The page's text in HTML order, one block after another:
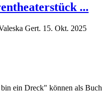
...
Gert. 15. Okt. 2025
ein Dreck" können als Buch